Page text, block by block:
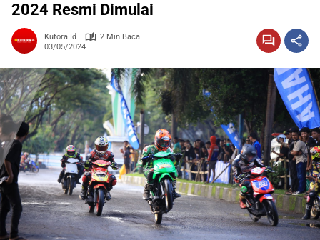
2024 Resmi Dimulai
Kutora.id
2 Min Baca
03/05/2024